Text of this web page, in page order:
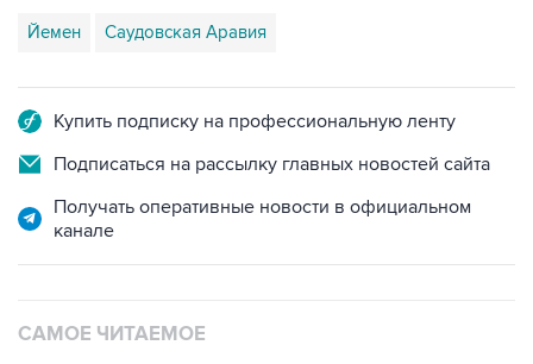
Йемен Саудовская Аравия
Купить подписку на профессиональную ленту
Подписаться на рассылку главных новостей сайта
Получать оперативные новости в официальном
канале
САМОЕ ЧИТАЕМОЕ